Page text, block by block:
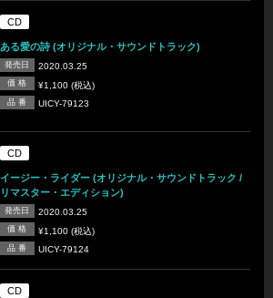
CD
ある愛の詩 (オリジナル・サウンドトラック)
発売日 2020.03.25
価 格 ¥1,100 (税込)
品 番 UICY-79123
CD
イージー・ライダー (オリジナル・サウンドトラック /
リマスター・エディション)
発売日 2020.03.25
価 格 ¥1,100 (税込)
品 番 UICY-79124
CD